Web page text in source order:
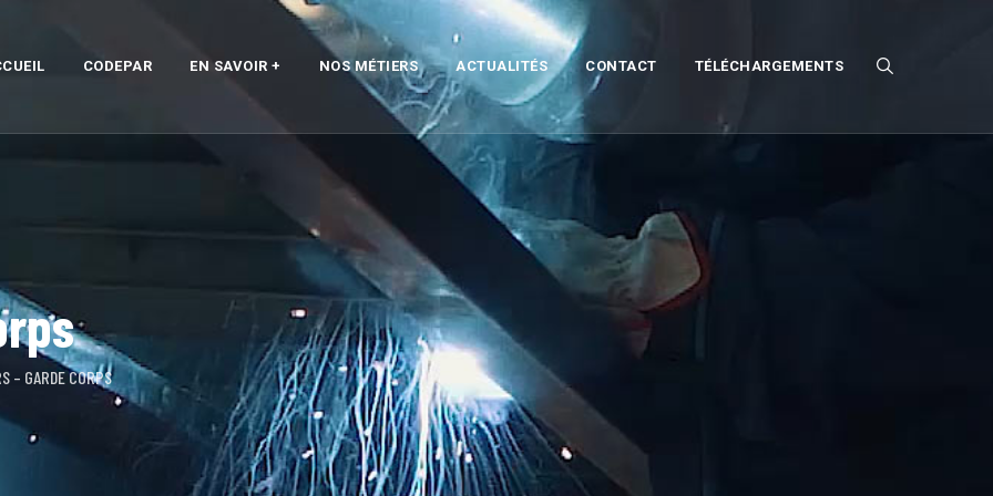
CODEPAR EN SAVOIR + NOS MÉTIERS ACTUALITÉS CONTACT TÉLÉCHARGEMENTS
– GARDE CORPS